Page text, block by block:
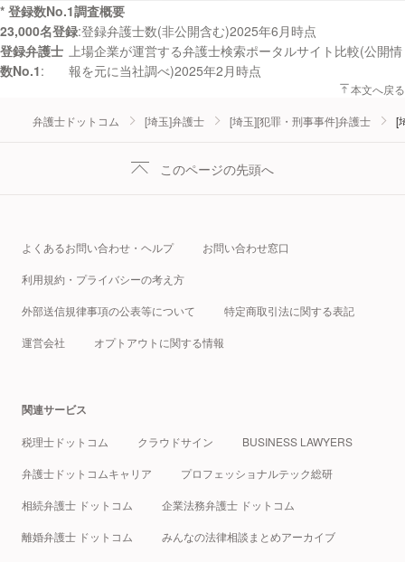
* 登録数No.1調査概要
23,000名登録 登録弁護士数(非公開含む)2025年6月時点
登録弁護士
数No.1
上場企業が運営する弁護士検索ポータルサイト比較(公開情
報を元に当社調べ)2025年2月時点
本文へ戻る
弁護士ドットコム [埼玉]弁護士 [埼玉][犯罪・刑事事件]弁護士 [
このページの先頭へ
よくあるお問い合わせ・ヘルプ お問い合わせ窓口
利用規約・プライバシーの考え方
外部送信規律事項の公表等について 特定商取引法に関する表記
運営会社 オプトアウトに関する情報
関連サービス
税理士ドットコム クラウドサイン BUSINESS LAWYERS
弁護士ドットコムキャリア プロフェッショナルテック総研
相続弁護士 ドットコム 企業法務弁護士 ドットコム
離婚弁護士 ドットコム みんなの法律相談まとめアーカイブ